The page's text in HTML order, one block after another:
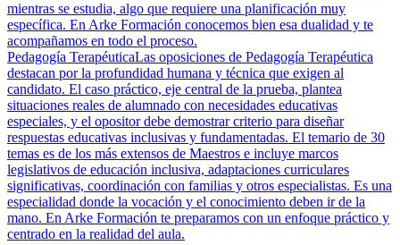
mientras se estudia, algo que requiere una planificación muy
específica. En Arke Formación conocemos bien esa dualidad y te
acompañamos en todo el proceso.
Pedagogía TerapéuticaLas oposiciones de Pedagogía Terapéutica
destacan por la profundidad humana y técnica que exigen al
candidato. El caso práctico, eje central de la prueba, plantea
situaciones reales de alumnado con necesidades educativas
especiales, y el opositor debe demostrar criterio para diseñar
respuestas educativas inclusivas y fundamentadas. El temario de 30
temas es de los más extensos de Maestros e incluye marcos
legislativos de educación inclusiva, adaptaciones curriculares
significativas, coordinación con familias y otros especialistas. Es una
especialidad donde la vocación y el conocimiento deben ir de la
mano. En Arke Formación te preparamos con un enfoque práctico y
centrado en la realidad del aula.